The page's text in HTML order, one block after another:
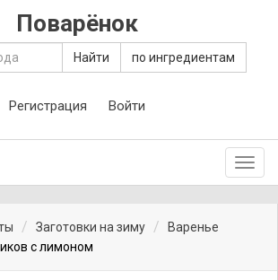
Поварёнок
Найти по ингредиентам
Регистрация Войти
Заготовки на зиму
Варенье
с лимоном